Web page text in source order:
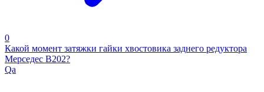
0
Какой момент затяжки гайки хвостовика заднего редуктора
Мерседес В202?
Qa